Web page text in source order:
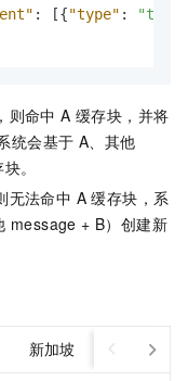
: [{"type" :
"text"
则命中 A 缓存块，并将
统会基于 A、其他
。
无法命中 A 缓存块，系
message + B）创建新
新加坡 德国（法